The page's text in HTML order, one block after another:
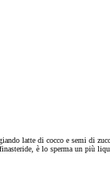
latte di cocco e semi di
è lo sperma un più